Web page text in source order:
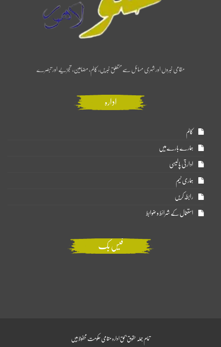
مقامی خبروں اور شہری مسائل سے متعلق خبریں، کالم، مضامین، تجزیے اور تبصرے
ادارہ
کالم
ہمارے بارے میں
ادارتی پالیسی
ہماری ٹیم
رابطہ کریں
استعمال کے شرائط و ضوابط
فیس بک
تمام جملہ حقوق بحق ادارہ مقامی حکومت محفوظ ہیں